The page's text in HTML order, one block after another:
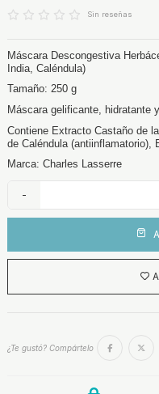
Sin reseñas
Máscara Descongestiva
India, Caléndula)
Tamaño: 250 g
Máscara gelificante, hidratante
Contiene Extracto Castaño de
de Caléndula (antiinflamatorio),
Marca: Charles Lasserre
-
¿Te gustó? Compártelo